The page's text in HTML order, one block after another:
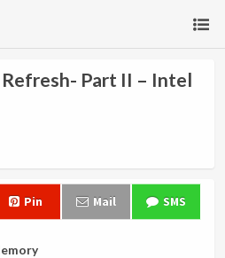
Part II – Intel
Pin Mail SMS